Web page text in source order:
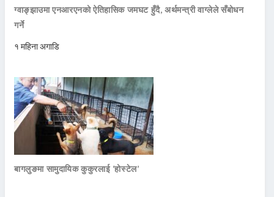
ग्वाङ्झाउमा एनआरएनको ऐतिहासिक जमघट हुँदै, अर्थमन्त्री वाग्लेले सँबोधन
गर्ने
१ महिना अगाडि
बागलुङमा सामुदायिक कुकुरलाई ‘होस्टेल’